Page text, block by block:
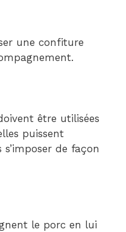
une confiture
être utilisées
puissent
de façon
le porc en lui